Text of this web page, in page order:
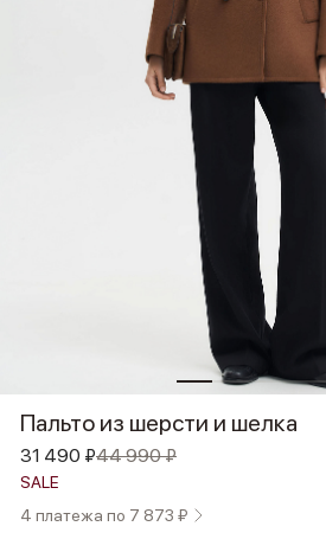
Пальто из шерсти и шелка
31 490 ₽44 990 ₽
SALE
4 платежа по 7 873 ₽